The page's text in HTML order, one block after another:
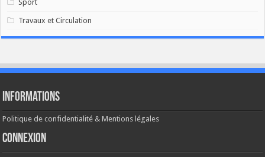
Sport
Travaux et Circulation
Informations
Politique de confidentialité & Mentions légales
Connexion